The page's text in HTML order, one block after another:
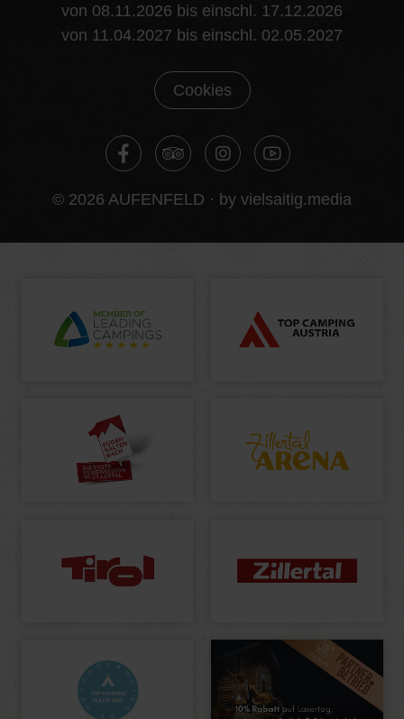
von 08.11.2026 bis einschl. 17.12.2026
von 11.04.2027 bis einschl. 02.05.2027
Cookies
© 2026 AUFENFELD · by vielsaitig.media